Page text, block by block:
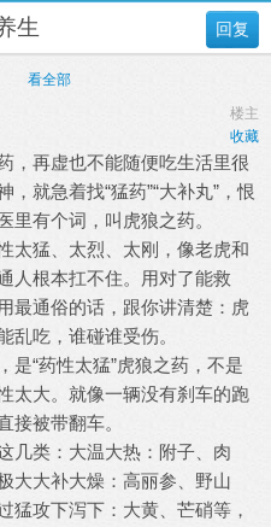
回复
生
看全部
楼主
收藏
，再虚也不能随便吃生活里很
就急着找“猛药”“大补丸”，恨
里有个词，叫虎狼之药。
太猛、太烈、太刚，像老虎和
人根本扛不住。用对了能救
最通俗的话，跟你讲清楚：虎
乱吃，谁碰谁受伤。
是“药性太猛”虎狼之药，不是
太大。就像一辆没有刹车的跑
接被带翻车。
几类：大温大热：附子、肉
大大补大燥：高丽参、野山
猛攻下泻下：大黄、芒硝等，